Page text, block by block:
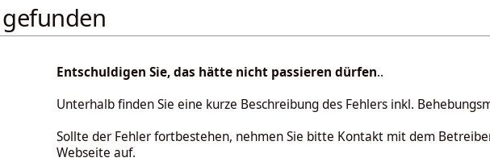
Entschuldigen Sie, das hätte nicht passieren dürfen..
Unterhalb finden Sie eine kurze Beschreibung des Fehlers inkl.
Sollte der Fehler fortbestehen, nehmen Sie bitte Kontakt mit dem
Webseite auf.